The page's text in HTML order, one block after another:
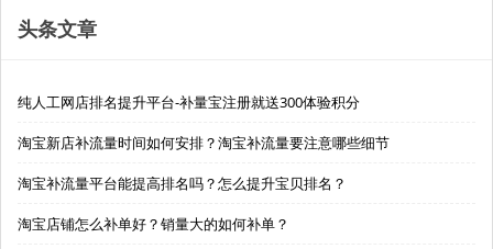
头条文章
纯人工网店排名提升平台-补量宝注册就送300体验积分
淘宝新店补流量时间如何安排？淘宝补流量要注意哪些细节
淘宝补流量平台能提高排名吗？怎么提升宝贝排名？
淘宝店铺怎么补单好？销量大的如何补单？